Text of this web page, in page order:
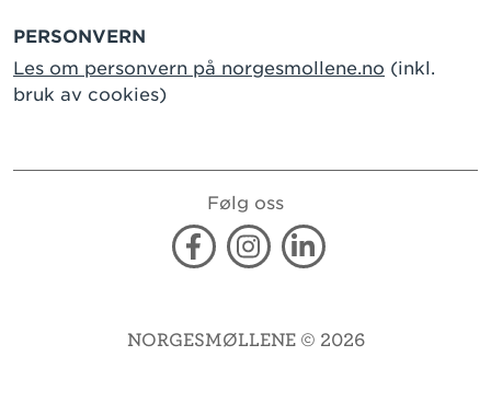
PERSONVERN
Les om personvern på norgesmollene.no (inkl.
bruk av cookies)
Følg oss
FacebookInstagramLinkedin
NORGESMØLLENE © 2026